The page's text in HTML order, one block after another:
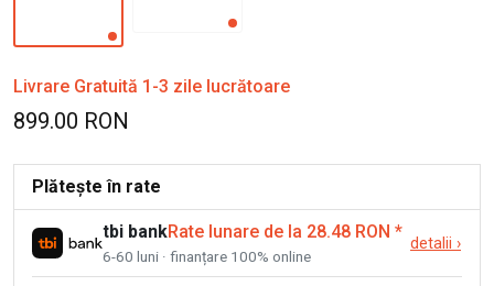
Livrare Gratuită 1-3 zile lucrătoare
899.00 RON
Plătește în rate
tbi bankRate lunare de la 28.48 RON *
6-60 luni · finanțare 100% online
detalii ›